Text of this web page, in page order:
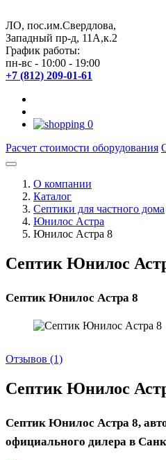
ЛО, пос.им.Свердлова,
Западный пр-д, 11А,к.2
График работы:
пн-вс - 10:00 - 19:00
+7 (812) 209-01-61
0
Расчет стоимости оборудования
О компании
Каталог
Септики для частного дома
Юнилос Астра
Юнилос Астра 8
Септик Юнилос
Септик Юнилос Астра 8
Отзывов (1)
Септик Юнилос
Септик Юнилос Астра 8,
официального дилера в